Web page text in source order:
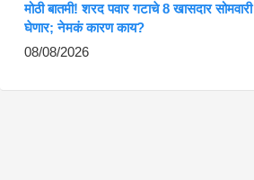
मोठी बातमी! शरद पवार गटाचे 8 खासदार
घेणार; नेमकं कारण काय?
08/08/2026